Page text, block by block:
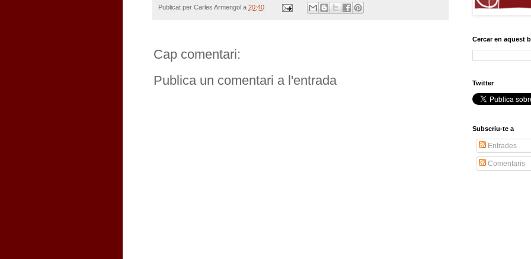
Publicat per Carles Armengol a 20:40
Cap comentari:
Publica un comentari a l'entrada
Cercar en aquest
Twitter
Subscriu-te a
Entrades
Comentaris